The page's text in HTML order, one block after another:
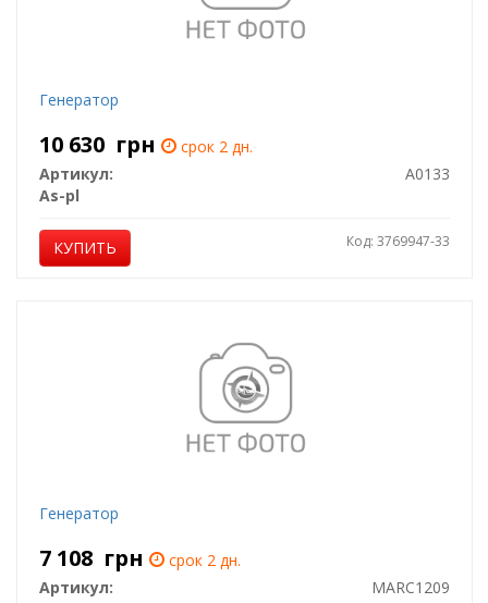
Генератор
10 630 грн
срок 2 дн.
Артикул:
A0133
As-pl
КУПИТЬ Код: 3769947-33
Генератор
7 108 грн
срок 2 дн.
Артикул:
MARC1209